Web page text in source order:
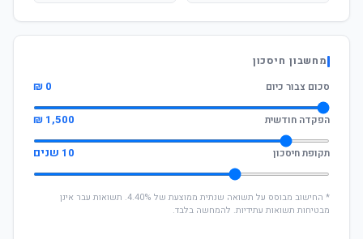
מחשבון חיסכון
סכום צבור כיום
0 ₪
הפקדה חודשית 1,500 ₪
תקופת חיסכון 10 שנים
* החישוב מבוסס על תשואה שנתית ממוצעת של 4.40%. תשואות עבר אינן
מבטיחות תשואות עתידיות. להמחשה בלבד.